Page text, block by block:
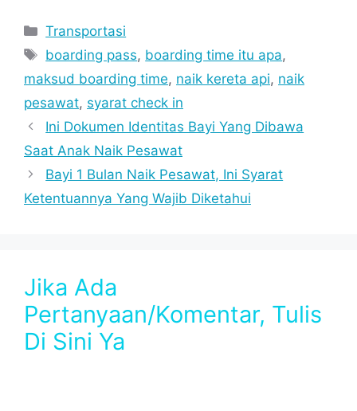
Categories
Transportasi
Tags
boarding pass, boarding time itu apa,
maksud boarding time, naik kereta api, naik
pesawat, syarat check in
Ini Dokumen Identitas Bayi Yang Dibawa
Saat Anak Naik Pesawat
Bayi 1 Bulan Naik Pesawat, Ini Syarat
Ketentuannya Yang Wajib Diketahui
Jika Ada
Pertanyaan/Komentar, Tulis
Di Sini Ya